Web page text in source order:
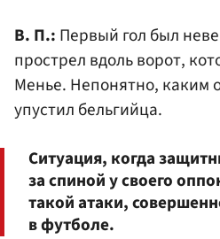
В. П.: Первый гол был
прострел вдоль ворот,
Менье. Непонятно, каким
упустил бельгийца.
Ситуация, когда
за спиной у своего
такой атаки,
в футболе.